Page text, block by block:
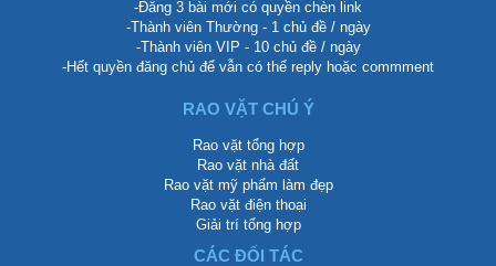
-Đăng 3 bài mới có quyền chèn link
-Thành viên Thường - 1 chủ đề / ngày
-Thành viên VIP - 10 chủ đề / ngày
-Hết quyền đăng chủ để vẫn có thể reply hoặc commment
RAO VẶT CHÚ Ý
Rao vặt tổng hợp
Rao vặt nhà đất
Rao vặt mỹ phẩm làm đẹp
Rao vặt điện thoại
Giải trí tổng hợp
CÁC ĐỐI TÁC